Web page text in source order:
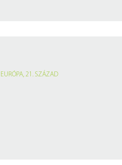
EURÓPA,21. SZÁZAD